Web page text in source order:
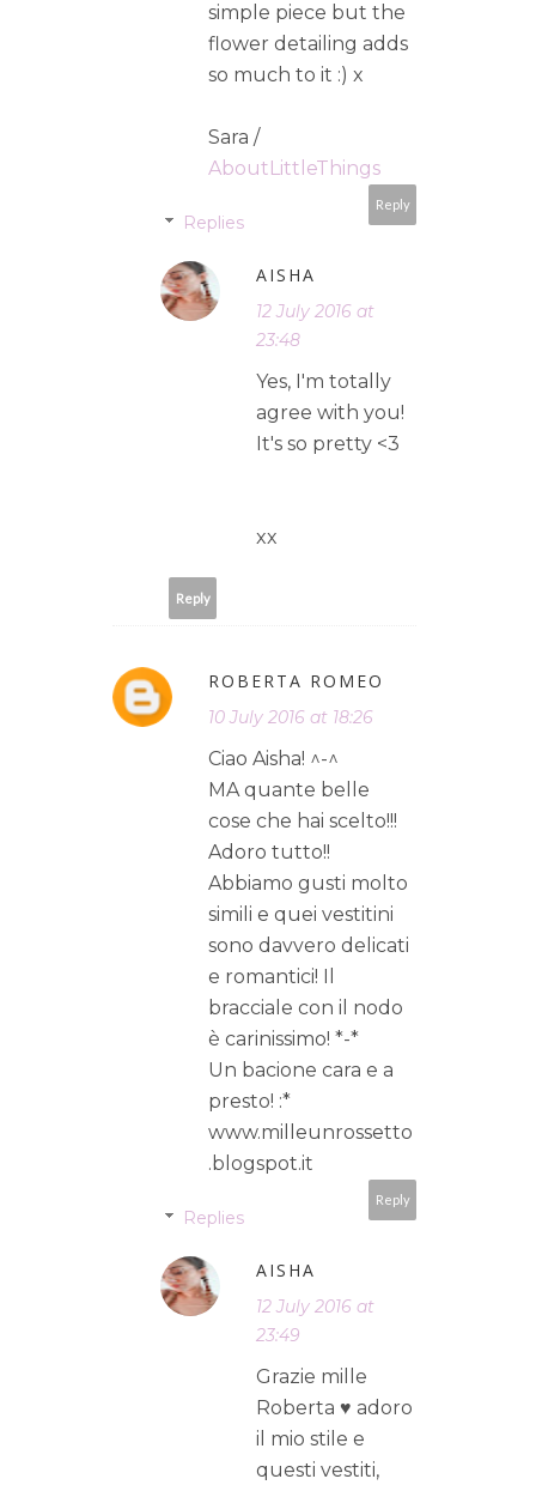
simple piece but the
flower detailing adds
so much to it :) x
Sara /
AboutLittleThings
Reply
Replies
AISHA
12 July 2016 at
23:48
Yes, I'm totally
agree with you!
It's so pretty <3
xx
Reply
ROBERTA ROMEO
10 July 2016 at 18:26
Ciao Aisha! ^-^
MA quante belle
cose che hai scelto!!!
Adoro tutto!!
Abbiamo gusti molto
simili e quei vestitini
sono davvero delicati
e romantici! Il
bracciale con il nodo
è carinissimo! *-*
Un bacione cara e a
presto! :*
www.milleunrossetto
.blogspot.it
Reply
Replies
AISHA
12 July 2016 at
23:49
Grazie mille
Roberta ♥ adoro
il mio stile e
questi vestiti,